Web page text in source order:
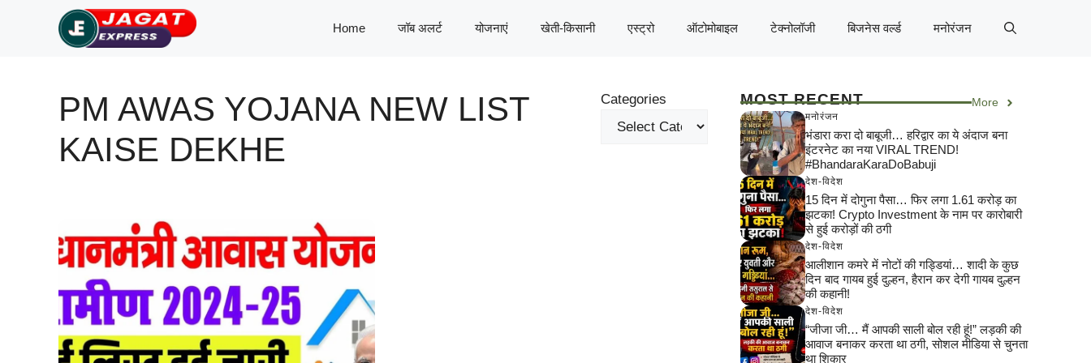
Home जॉब अलर्ट योजनाएं खेती-किसानी एस्ट्रो ऑटोमोबाइल टेक्नोलॉजी बिजनेस वर्ल्ड मनोरंजन
PM AWAS YOJANA NEW LIST
KAISE DEKHE
Categories MOST RECENT More
मनोरंजन
भंडारा करा दो बाबूजी… हरिद्वार का ये अंदाज बना
इंटरनेट का नया VIRAL TREND!
#BhandaraKaraDoBabuji
देश-विदेश
15 दिन में दोगुना पैसा… फिर लगा 1.61 करोड़ का
झटका! Crypto Investment के नाम पर कारोबारी
से हुई करोड़ों की ठगी
देश-विदेश
आलीशान कमरे में नोटों की गड्डियां… शादी के कुछ
दिन बाद गायब हुई दुल्हन, हैरान कर देगी गायब दुल्हन
की कहानी!
देश-विदेश
“जीजा जी… मैं आपकी साली बोल रही हूं!” लड़की की
आवाज बनाकर करता था ठगी, सोशल मीडिया से चुनता
था शिकार